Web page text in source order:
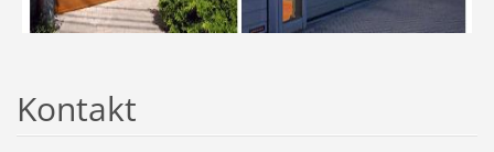
Kontakt